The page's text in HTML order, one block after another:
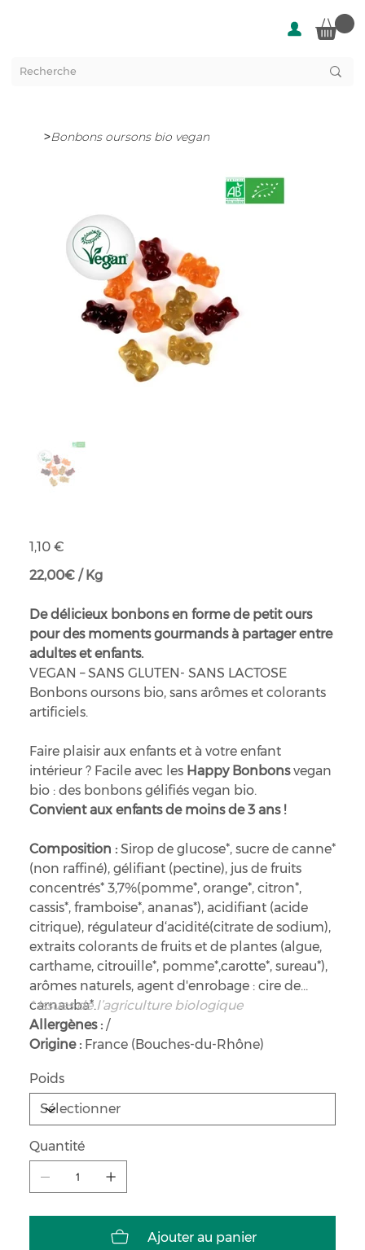
>Bonbons oursons bio vegan
Prix
1,10 €
22,00€ / Kg
De délicieux bonbons en forme de petit ours
pour des moments gourmands à partager entre
adultes et enfants.
VEGAN – SANS GLUTEN- SANS LACTOSE
Bonbons oursons bio, sans arômes et colorants
artificiels.
Faire plaisir aux enfants et à votre enfant
intérieur ? Facile avec les Happy Bonbonsvegan
bio : des bonbons gélifiés vegan bio.
Convient aux enfants de moins de 3 ans !
Composition :Sirop de glucose*, sucre de canne*
(non raffiné), gélifiant (pectine), jus de fruits
concentrés* 3,7%(pomme*, orange*, citron*,
cassis*, framboise*, ananas*), acidifiant (acide
citrique), régulateur d‘acidité(citrate de sodium),
extraits colorants de fruits et de plantes (algue,
carthame, citrouille*, pomme*,carotte*, sureau*),
arômes naturels, agent d'enrobage : cire de
carnauba*.
* Issues de l’agriculture biologique
Allergènes :/
Origine : France (Bouches-du-Rhône)
Poids
Quantité
Ajouter au panier